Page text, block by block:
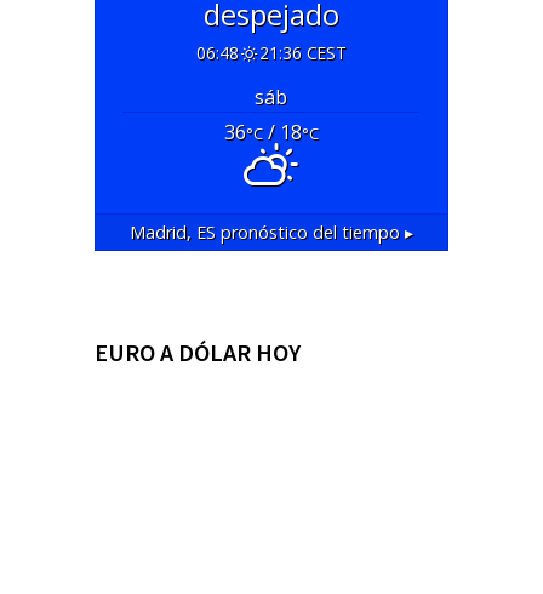
despejado
06:48 21:36 CEST
sáb
36°C/ 18°C
Madrid, ES pronóstico del tiempo ▸
EURO A DÓLAR HOY